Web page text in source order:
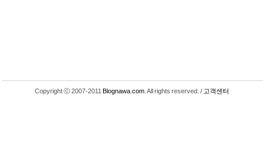
Copyright ⓒ 2007-2011 Blognawa.com . All rights reserved. / 고객센터